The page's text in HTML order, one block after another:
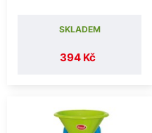
394 Kč
SKLADEM